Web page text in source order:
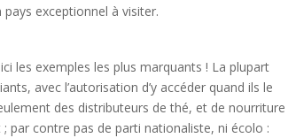
exceptionnel à visiter.
les exemples les plus marquants ! La plupart
avec l’autorisation d’y accéder quand ils le
des distributeurs de thé, et de nourriture
par contre pas de parti nationaliste, ni écolo :